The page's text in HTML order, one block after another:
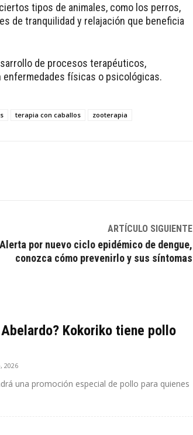
tipos de animales, como los perros,
de tranquilidad y relajación que beneficia
de procesos terapéuticos,
físicas o psicológicas.
terapia con caballos zooterapia
ARTÍCULO SIGUIENTE
Alerta por nuevo ciclo epidémico de dengue,
conozca cómo prevenirlo y sus síntomas
Kokoriko tiene pollo
2026
una promoción especial de pollo para quienes